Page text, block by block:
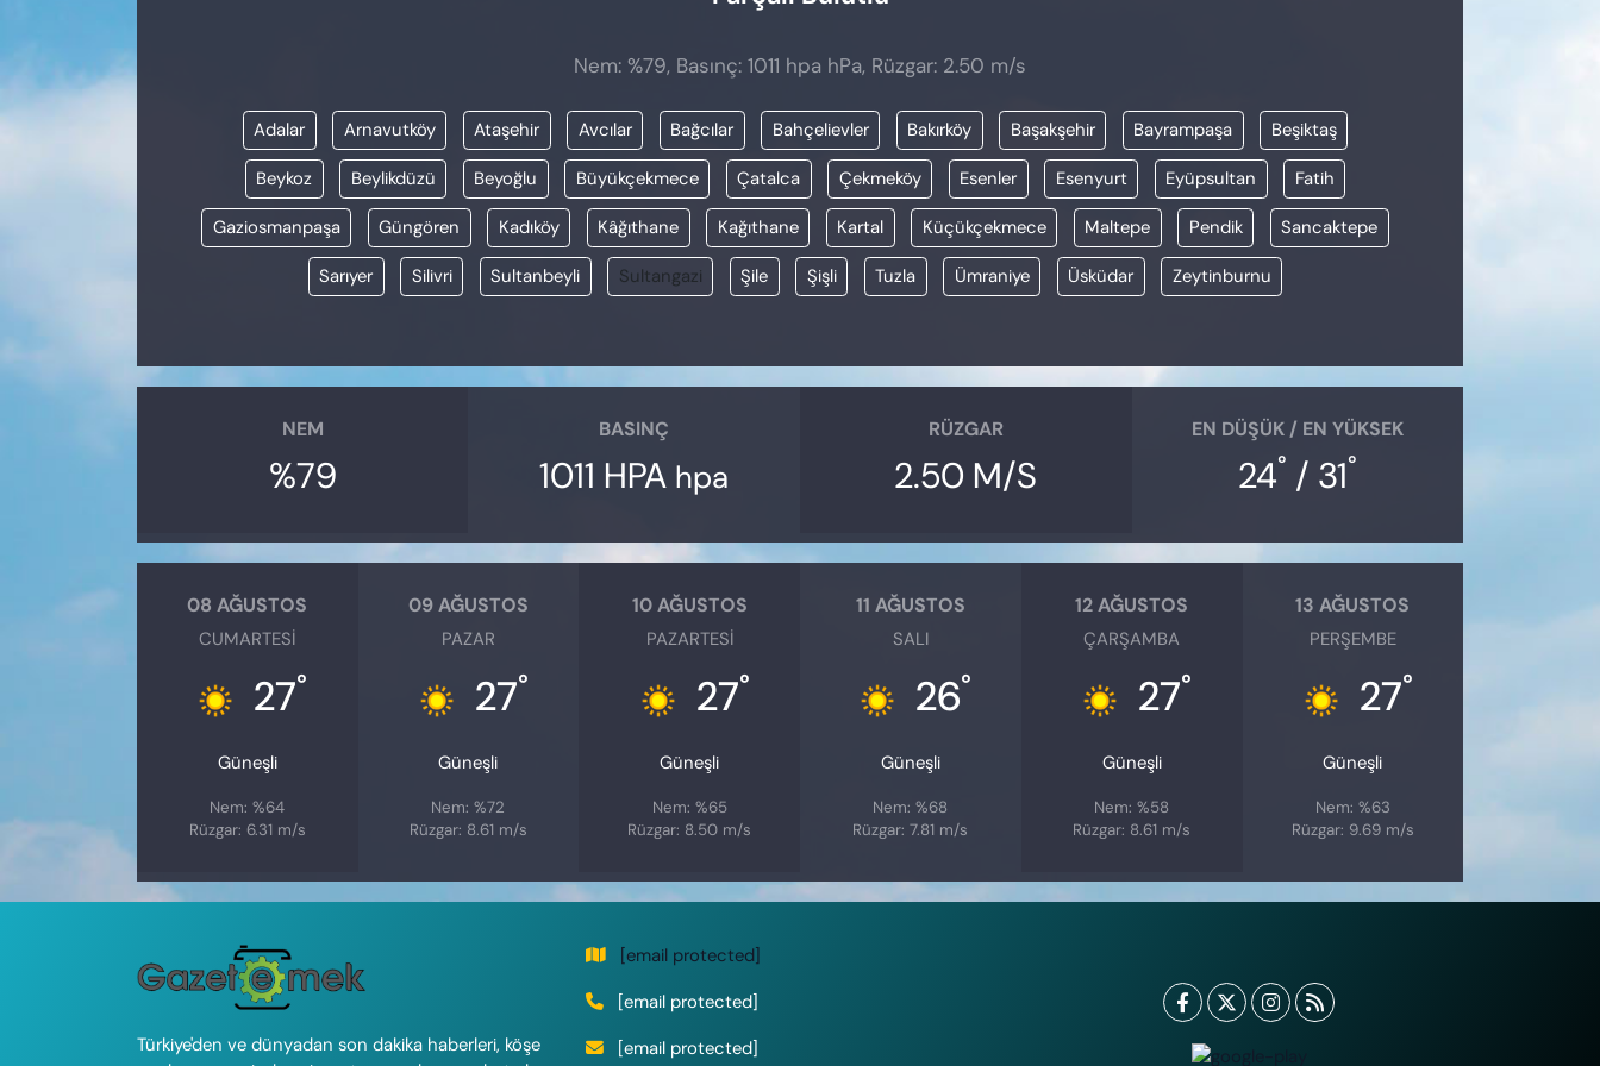
Nem: %79, Basınç: 1011 hpa hPa, Rüzgar: 2.50 m/s
Adalar Arnavutköy Ataşehir Avcılar Bağcılar Bahçelievler Bakırköy Başakşehir Bayrampaşa Beşiktaş
Beykoz Beylikdüzü Beyoğlu Büyükçekmece Çatalca Çekmeköy Esenler Esenyurt Eyüpsultan Fatih
Gaziosmanpaşa Güngören Kadıköy Kâğıthane Kağıthane Kartal Küçükçekmece Maltepe Pendik Sancaktepe
Sarıyer Silivri Sultanbeyli Sultangazi Şile Şişli Tuzla Ümraniye Üsküdar Zeytinburnu
NEM
%79
BASINÇ
1011 HPA hpa
RÜZGAR
2.50 M/S
EN DÜŞÜK / EN YÜKSEK
24° / 31°
08 AĞUSTOS
CUMARTESI
27°
Güneşli
Nem: %64
Rüzgar: 6.31 m/s
09 AĞUSTOS
PAZAR
27°
Güneşli
Nem: %72
Rüzgar: 8.61 m/s
10 AĞUSTOS
PAZARTESI
27°
Güneşli
Nem: %65
Rüzgar: 8.50 m/s
11 AĞUSTOS
SALI
26°
Güneşli
Nem: %68
Rüzgar: 7.81 m/s
12 AĞUSTOS
ÇARŞAMBA
27°
Güneşli
Nem: %58
Rüzgar: 8.61 m/s
13 AĞUSTOS
PERŞEMBE
27°
Güneşli
Nem: %63
Rüzgar: 9.69 m/s
Türkiye'den ve dünyadan son dakika haberleri, köşe
[email protected]
[email protected]
[email protected]
SAĞLIK
YAZAR KÖŞESİ
VAN VE DİYARBAKIR HABERLERİ